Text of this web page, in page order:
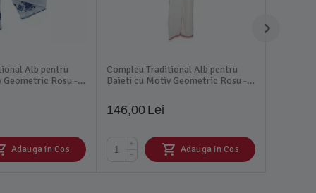
Alb pentru
Rosu -
Adauga in Cos
Compleu Traditional Alb pentru
Baieti cu Motiv Geometric Rosu -
146,00 Lei
+
−
Adauga in Cos